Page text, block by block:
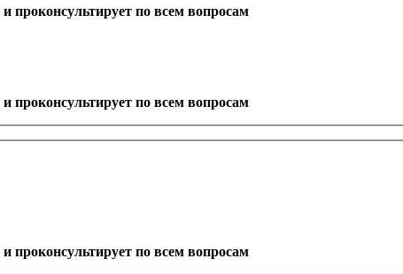
и проконсультирует по всем вопросам
и проконсультирует по всем вопросам
и проконсультирует по всем вопросам